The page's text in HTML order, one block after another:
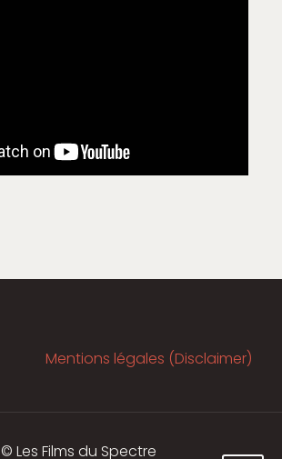
Mentions légales (Disclaimer)
© Les Films du Spectre